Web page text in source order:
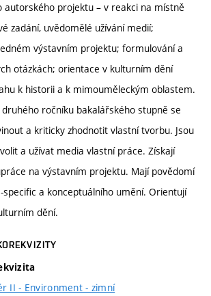
autorského projektu – v reakci na místně
zadání, uvědomělé užívání medií;
výstavním projektu; formulování a
otázkách; orientace v kulturním dění
k historii a k mimouměleckým oblastem.
ročníku bakalářského stupně se
a kriticky zhodnotit vlastní tvorbu. Jsou
a užívat media vlastní práce. Získají
na výstavním projektu. Mají povědomí
a konceptuálního umění. Orientují
dění.
II - Environment - zimní